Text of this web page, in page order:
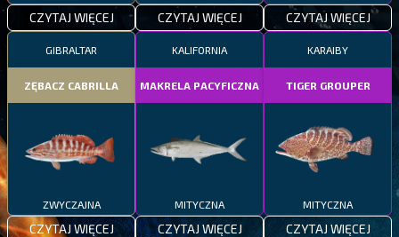
CZYTAJ WIĘCEJ CZYTAJ WIĘCEJ CZYTAJ WIĘCEJ
GIBRALTAR
ZĘBACZ CABRILLA
ZWYCZAJNA
CZYTAJ WIĘCEJ
KALIFORNIA
MAKRELA PACYFICZNA
MITYCZNA
CZYTAJ WIĘCEJ
KARAIBY
TIGER GROUPER
MITYCZNA
CZYTAJ WIĘCEJ